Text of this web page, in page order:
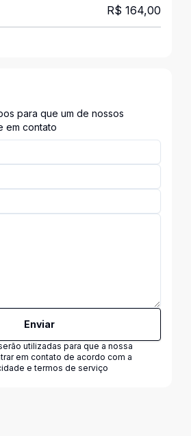
R$ 164,00
para que um de nossos
em contato
Enviar
utilizadas para que a nossa
em contato de acordo com a
e termos de serviço